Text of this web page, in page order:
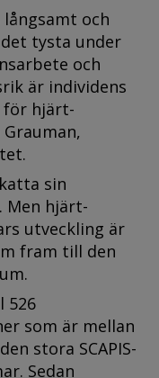
och
tysta under
och
är individens
för hjärt-
sin
Men hjärt-
utveckling är
fram till den
526
som är mellan
stora SCAPIS-
Sedan